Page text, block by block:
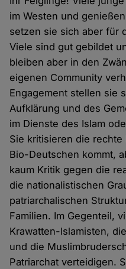
im Westen und
setzen sie sich aber für
Viele sind gut gebildet
bleiben aber in den
eigenen Community
Engagement stellen sie
Aufklärung und des
im Dienste des Islam
Sie kritisieren die
Bio-Deutschen kommt,
kaum Kritik gegen die
die nationalistischen
patriarchalischen
Familien. Im Gegenteil,
Krawatten-Islamisten,
und die
Patriarchat verteidigen.